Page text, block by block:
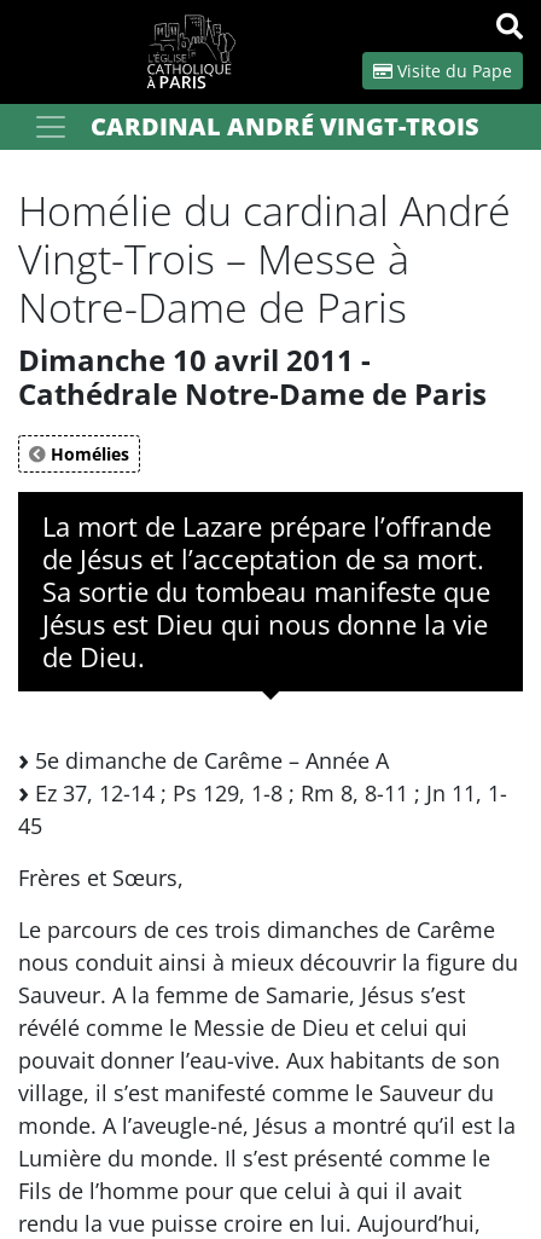
Visite du Pape
Votre recherche OK
CARDINAL ANDRÉ VINGT-TROIS
Homélie du cardinal André
Vingt-Trois – Messe à
Notre-Dame de Paris
Dimanche 10 avril 2011 -
Cathédrale Notre-Dame de Paris
Homélies
La mort de Lazare prépare l’offrande
de Jésus et l’acceptation de sa mort.
Sa sortie du tombeau manifeste que
Jésus est Dieu qui nous donne la vie
de Dieu.
5e dimanche de Carême – Année A
Ez 37, 12-14 ; Ps 129, 1-8 ; Rm 8, 8-11 ; Jn 11, 1-
45
Frères et Sœurs,
Le parcours de ces trois dimanches de Carême
nous conduit ainsi à mieux découvrir la figure du
Sauveur. A la femme de Samarie, Jésus s’est
révélé comme le Messie de Dieu et celui qui
pouvait donner l’eau-vive. Aux habitants de son
village, il s’est manifesté comme le Sauveur du
monde. A l’aveugle-né, Jésus a montré qu’il est la
Lumière du monde. Il s’est présenté comme le
Fils de l’homme pour que celui à qui il avait
rendu la vue puisse croire en lui. Aujourd’hui,
Panneau de gestion des cookies